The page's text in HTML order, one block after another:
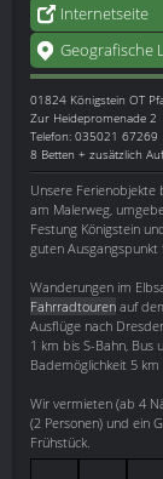
Internetseite
Geografische
01824 Königstein OT
Zur Heidepromenade 2
Telefon: 035021 67269
8 Betten + zusätzlich
Unsere Ferienobjekte
am Malerweg,
Festung Königstein
guten Ausgangspunkt
Wanderungen im
Fahrradtouren auf
Ausflüge nach
1 km bis S-Bahn, Bus
Bademöglichkeit 5
Wir vermieten (ab 4
(2 Personen) und ein
Frühstück.